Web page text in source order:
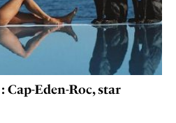
Eden-Roc, star